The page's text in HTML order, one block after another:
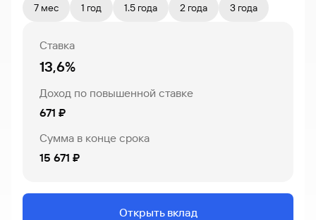
7 мес 1 год 1.5 года 2 года 3 года
Ставка
13,6%
Доход по повышенной ставке
671 ₽
Сумма в конце срока
15 671 ₽
Открыть вклад